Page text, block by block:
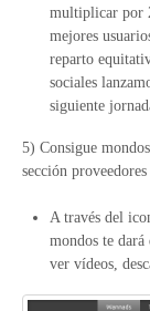
multiplicar por
mejores
reparto
sociales
siguiente
5) Consigue
sección
A través del
mondos te
ver vídeos,